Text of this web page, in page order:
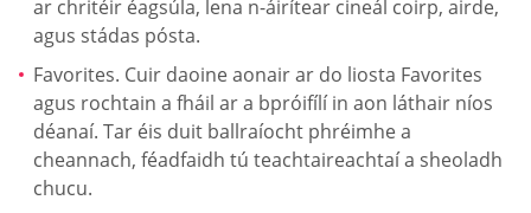
ar chritéir éagsúla, lena n-áirítear cineál coirp, airde,
agus stádas pósta.
Favorites. Cuir daoine aonair ar do liosta Favorites
agus rochtain a fháil ar a bpróifílí in aon láthair níos
déanaí. Tar éis duit ballraíocht phréimhe a
cheannach, féadfaidh tú teachtaireachtaí a sheoladh
chucu.